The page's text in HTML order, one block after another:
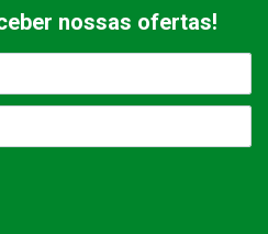
nossas ofertas!